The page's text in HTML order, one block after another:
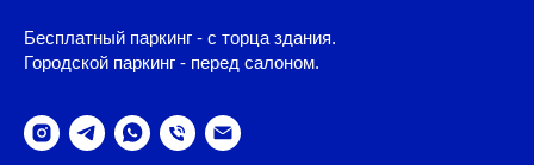
Бесплатный паркинг - с торца здания.
Городской паркинг - перед салоном.